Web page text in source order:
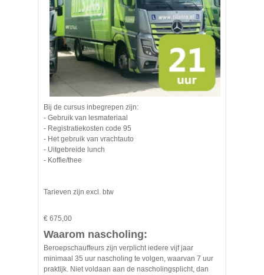
Bij de cursus inbegrepen zijn:
- Gebruik van lesmateriaal
- Registratiekosten code 95
- Het gebruik van vrachtauto
- Uitgebreide lunch
- Koffie/thee
Tarieven zijn excl. btw
€ 675,00
Waarom nascholing:
Beroepschauffeurs zijn verplicht iedere vijf jaar
minimaal 35 uur nascholing te volgen, waarvan 7 uur
praktijk. Niet voldaan aan de nascholingsplicht, dan